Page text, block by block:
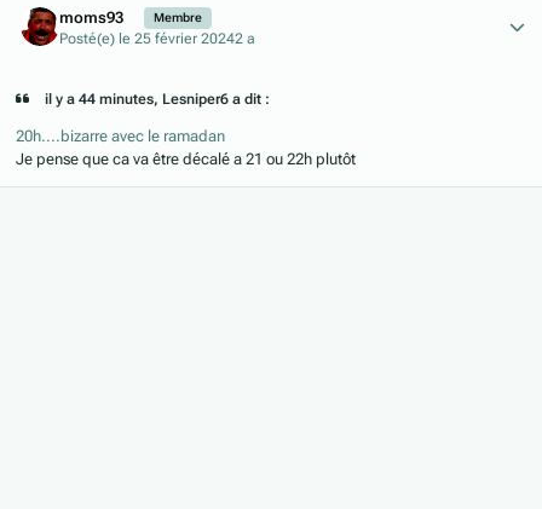
moms93 Membre
Posté(e) le 25 février 20242 a
il y a 44 minutes, Lesniper6 a dit :
20h....bizarre avec le ramadan
Je pense que ca va être décalé a 21 ou 22h plutôt